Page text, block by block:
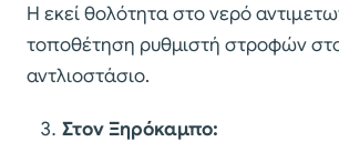
Η εκεί θολότητα στο νερό
τοποθέτηση ρυθμιστή στροφών
αντλιοστάσιο.
Στον Ξηρόκαμπο: